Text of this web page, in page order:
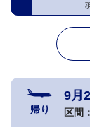
帰り
9月
区間：